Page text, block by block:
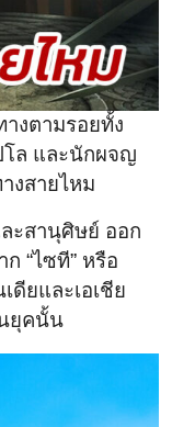
งตามรอยทั้ง
โล และนักผจญ
งสายไหม
ะสานุศิษย์ ออก
“ไซที” หรือ
ดียและเอเชีย
ยุคนั้น